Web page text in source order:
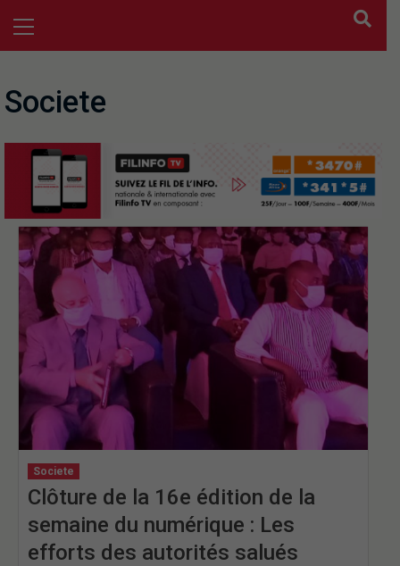
Societe
Societe
Clôture de la 16e édition de la
semaine du numérique : Les
efforts des autorités salués